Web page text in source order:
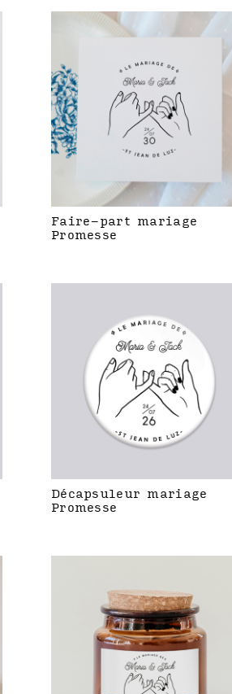
Faire-part mariage
Promesse
Décapsuleur mariage
Promesse